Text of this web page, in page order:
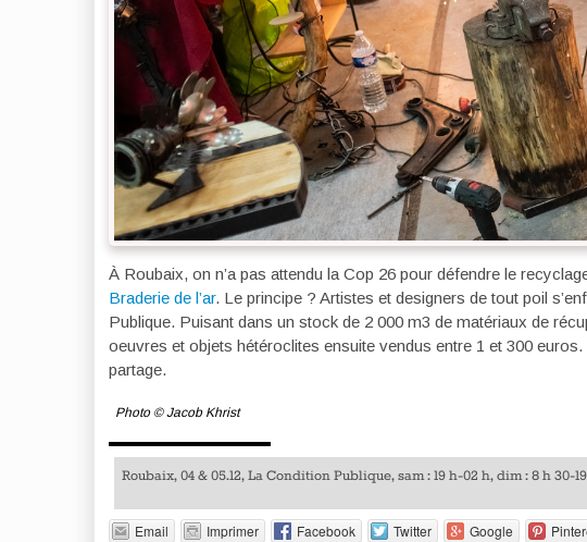
À Roubaix, on n’a pas attendu la Cop 26 pour défendre le
Braderie de l’ar. Le principe ? Artistes et designers de tout poil
Publique. Puisant dans un stock de 2 000 m3 de matériaux de
oeuvres et objets hétéroclites ensuite vendus entre 1 et 300
partage.
Photo © Jacob Khrist
Roubaix, 04 & 05.12, La Condition Publique, sam : 19 h-02 h, dim : 8 h 30-
Email Imprimer Facebook Twitter Google